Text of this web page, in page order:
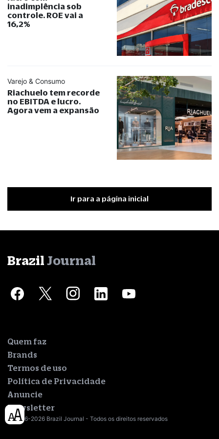
inadimplência sob
controle. ROE vai a
16,2%
Varejo & Consumo
Riachuelo tem recorde
no EBITDA e lucro.
Agora vem a expansão
Ir para a página inicial
Brazil Journal
Quem faz
Brands
Termos de uso
Política de Privacidade
Anuncie
Newsletter
© 2016-2026 Brazil Journal - Todos os direitos reservados